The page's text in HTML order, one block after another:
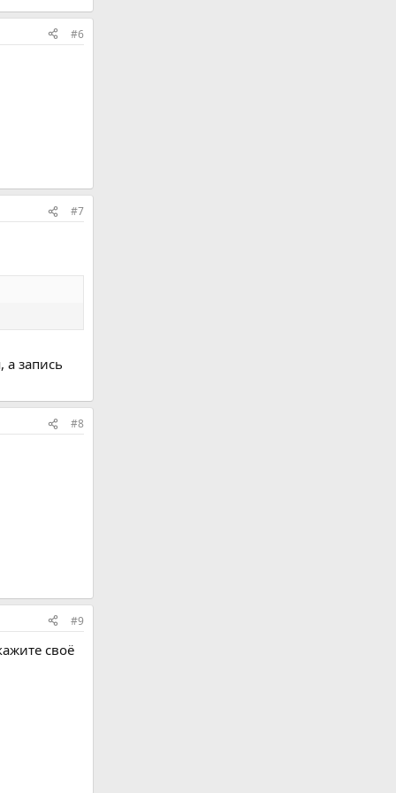
#6
#7
а запись
#8
#9
своё